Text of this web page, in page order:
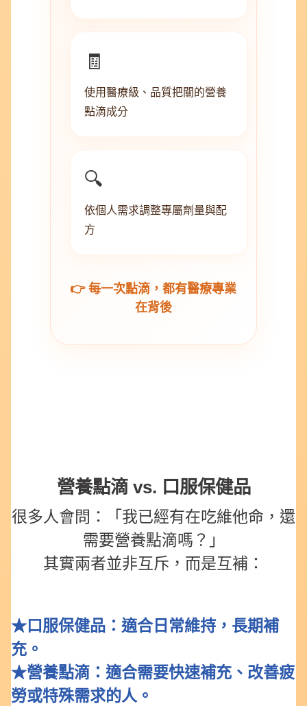
🧾
使用醫療級、品質把關的營養
點滴成分
🔍
依個人需求調整專屬劑量與配
方
👉 每一次點滴，都有醫療專業
在背後
營養點滴 vs. 口服保健品
很多人會問：「我已經有在吃維他命，還
需要營養點滴嗎？」
其實兩者並非互斥，而是互補：
★口服保健品：適合日常維持，長期補
充。
★營養點滴：適合需要快速補充、改善疲
勞或特殊需求的人。